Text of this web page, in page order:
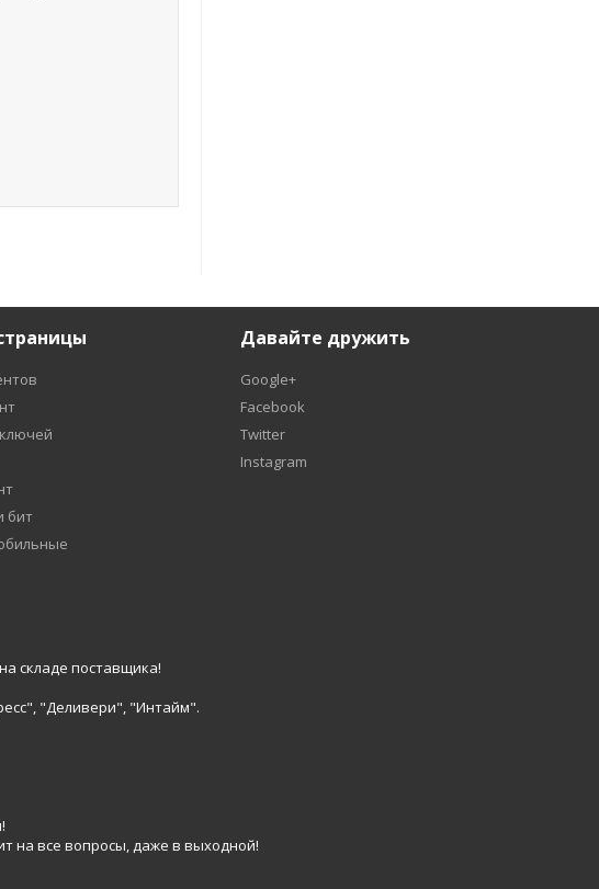
бит
Давайте дружить
Google+
Facebook
Twitter
Instagram
складе поставщика!
"Деливери", "Интайм".
на все вопросы, даже в выходной!